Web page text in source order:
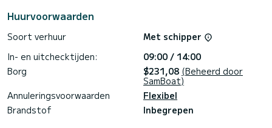
Huurvoorwaarden
Soort verhuur
Met schipper
In- en uitchecktijden:
09:00 / 14:00
Borg
$231,08 (Beheerd door
SamBoat)
Annuleringsvoorwaarden
Flexibel
Brandstof
Inbegrepen